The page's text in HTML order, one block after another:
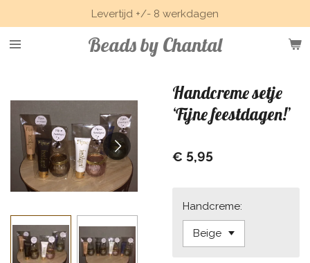
direct
naar
Beads by Chantal
Levertijd +/- 8 werkdagen
Handcreme setje
‘Fijne feestdagen!’
€ 5,95
Handcreme: